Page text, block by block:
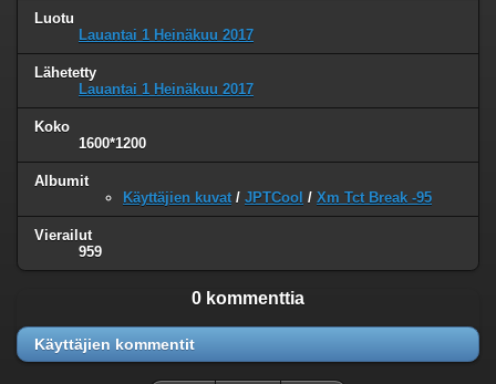
Luotu
Lauantai 1 Heinäkuu 2017
Lähetetty
Lauantai 1 Heinäkuu 2017
Koko
1600*1200
Albumit
Käyttäjien kuvat / JPTCool / Xm Tct Break -95
Vierailut
959
0 kommenttia
Käyttäjien kommentit